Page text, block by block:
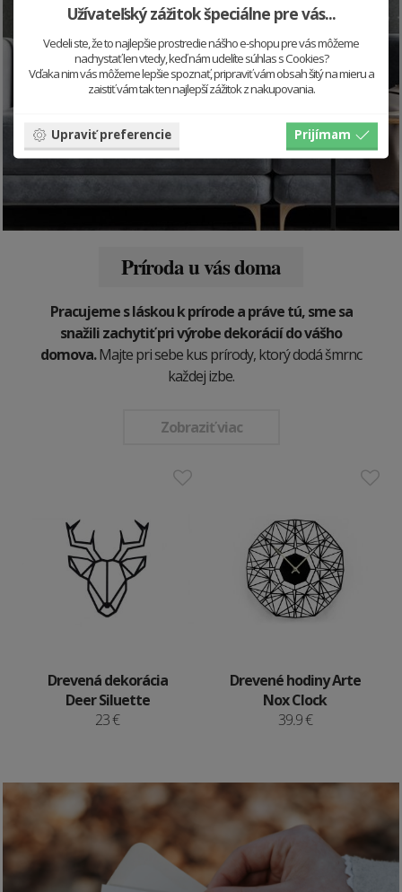
Príroda u vás doma
Pracujeme s láskou k prírode a práve tú, sme sa
snažili zachytiť pri výrobe dekorácií do vášho
domova.Majte pri sebe kus prírody, ktorý dodá šmrnc
každej izbe.
Zobraziť viac
Drevená dekorácia
Deer Siluette
23 €
Drevené hodiny Arte
Nox Clock
39.9 €
Užívateľský zážitok špeciálne pre vás...
Vedeli ste, že to najlepšie prostredie nášho e-shopu pre vás môžeme
nachystať len vtedy, keď nám udelíte súhlas s Cookies?
Vďaka nim vás môžeme lepšie spoznať, pripraviť vám obsah šitý na mieru a
zaistiť vám tak ten najlepší zážitok z nakupovania.
Upraviť preferencie Prijímam